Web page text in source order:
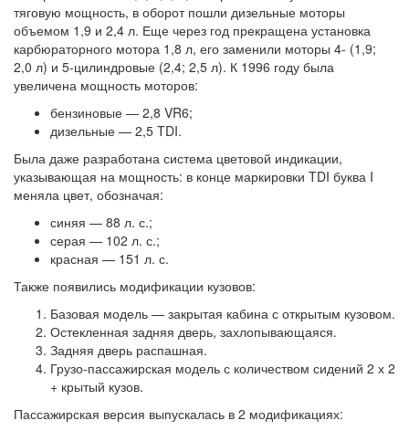
тяговую мощность, в оборот пошли дизельные моторы
объемом 1,9 и 2,4 л. Еще через год прекращена установка
карбюраторного мотора 1,8 л, его заменили моторы 4- (1,9;
2,0 л) и 5-цилиндровые (2,4; 2,5 л). К 1996 году была
увеличена мощность моторов:
бензиновые — 2,8 VR6;
дизельные — 2,5 TDI.
Была даже разработана система цветовой индикации,
указывающая на мощность: в конце маркировки TDI буква I
меняла цвет, обозначая:
синяя — 88 л. с.;
серая — 102 л. с.;
красная — 151 л. с.
Также появились модификации кузовов:
Базовая модель — закрытая кабина с открытым кузовом.
Остекленная задняя дверь, захлопывающаяся.
Задняя дверь распашная.
Грузо-пассажирская модель с количеством сидений 2 х 2
+ крытый кузов.
Пассажирская версия выпускалась в 2 модификациях: